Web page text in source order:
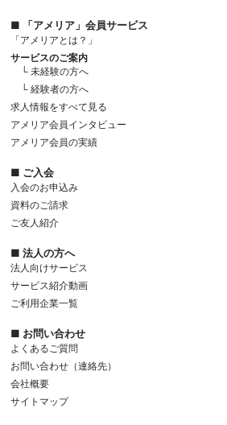
■ 「アメリア」会員サービス
「アメリアとは？」
サービスのご案内
└ 未経験の方へ
└ 経験者の方へ
求人情報をすべて見る
アメリア会員インタビュー
アメリア会員の実績
■ ご入会
入会のお申込み
資料のご請求
ご友人紹介
■ 法人の方へ
法人向けサービス
サービス紹介動画
ご利用企業一覧
■ お問い合わせ
よくあるご質問
お問い合わせ（連絡先）
会社概要
サイトマップ